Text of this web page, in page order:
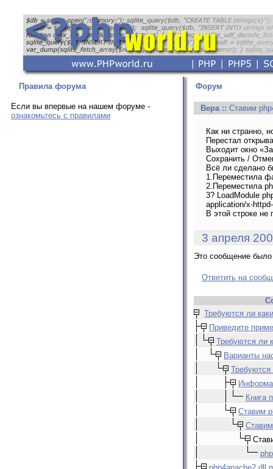
Правила форума
Если вы впервые на нашем форуме -
ознакомьтесь с правилами
Форум
Вера:: Ставим
Как ни странно,
Перестал
Выходит окно
Сохранить /
Всё ли сделано
1.Переместила
2.Переместила
3? LoadModule
application/x-
В этой строке не
3 апреля
Это сообщение было
Ответить на
Требуются ли
Приведите
Требуются ли
Варианты
Требуются
Книга
Ставим